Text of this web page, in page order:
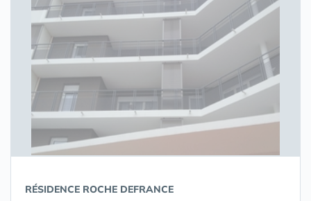
RÉSIDENCE ROCHE DEFRANCE